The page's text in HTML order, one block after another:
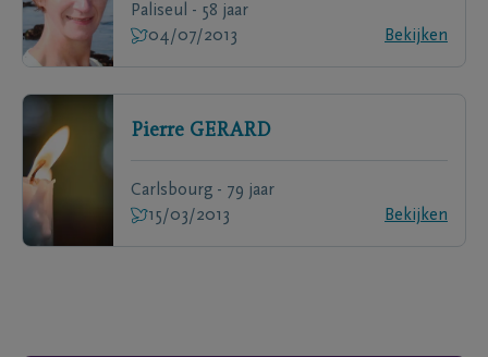
Paliseul - 58 jaar
04/07/2013
Bekijken
Pierre GERARD
Carlsbourg - 79 jaar
15/03/2013
Bekijken